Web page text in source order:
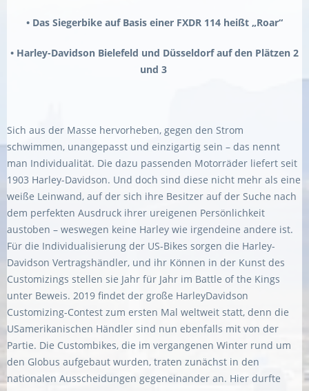
• Das Siegerbike auf Basis einer FXDR 114 heißt „Roar“
• Harley-Davidson Bielefeld und Düsseldorf auf den Plätzen 2
und 3
Sich aus der Masse hervorheben, gegen den Strom
schwimmen, unangepasst und einzigartig sein – das nennt
man Individualität. Die dazu passenden Motorräder liefert seit
1903 Harley-Davidson. Und doch sind diese nicht mehr als eine
weiße Leinwand, auf der sich ihre Besitzer auf der Suche nach
dem perfekten Ausdruck ihrer ureigenen Persönlichkeit
austoben – weswegen keine Harley wie irgendeine andere ist.
Für die Individualisierung der US-Bikes sorgen die Harley-
Davidson Vertragshändler, und ihr Können in der Kunst des
Customizings stellen sie Jahr für Jahr im Battle of the Kings
unter Beweis. 2019 findet der große HarleyDavidson
Customizing-Contest zum ersten Mal weltweit statt, denn die
USamerikanischen Händler sind nun ebenfalls mit von der
Partie. Die Custombikes, die im vergangenen Winter rund um
den Globus aufgebaut wurden, traten zunächst in den
nationalen Ausscheidungen gegeneinander an. Hier durfte